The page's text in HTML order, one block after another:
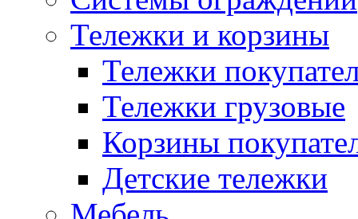
Тележки и корзины
Тележки
Тележки грузовые
Корзины
Детские тележки